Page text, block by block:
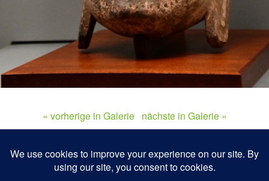
« vorherige in Galerie nächste in Galerie »
Zum Seitenanfang